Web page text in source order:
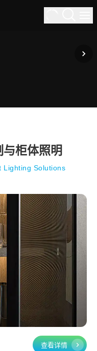
柜体照明
Lighting Solutions
查看详情